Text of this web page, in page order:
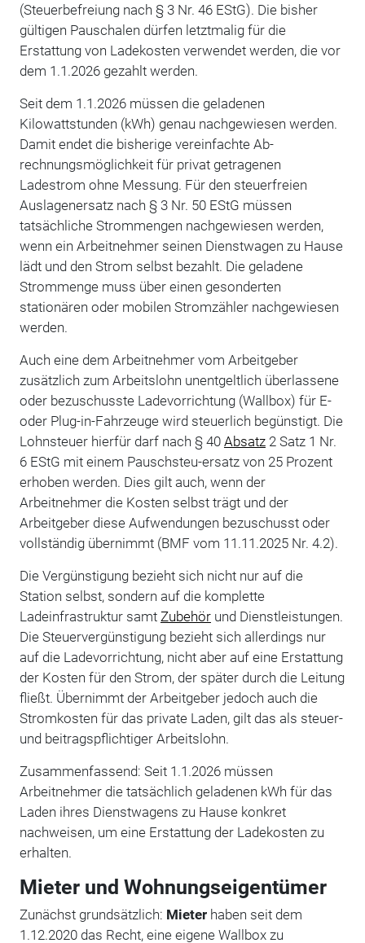
(Steuerbefreiung nach § 3 Nr. 46 EStG). Die bisher
gültigen Pauschalen dürfen letztmalig für die
Erstattung von Ladekosten verwendet werden, die vor
dem 1.1.2026 gezahlt werden.
Seit dem 1.1.2026 müssen die geladenen
Kilowattstunden (kWh) genau nachgewiesen werden.
Damit endet die bisherige vereinfachte Ab-
rechnungsmöglichkeit für privat getragenen
Ladestrom ohne Messung. Für den steuerfreien
Auslagenersatz nach § 3 Nr. 50 EStG müssen
tatsächliche Strommengen nachgewiesen werden,
wenn ein Arbeitnehmer seinen Dienstwagen zu Hause
lädt und den Strom selbst bezahlt. Die geladene
Strommenge muss über einen gesonderten
stationären oder mobilen Stromzähler nachgewiesen
werden.
Auch eine dem Arbeitnehmer vom Arbeitgeber
zusätzlich zum Arbeitslohn unentgeltlich überlassene
oder bezuschusste Ladevorrichtung (Wallbox) für E-
oder Plug-in-Fahrzeuge wird steuerlich begünstigt. Die
Lohnsteuer hierfür darf nach § 40 Absatz2 Satz 1 Nr.
6 EStG mit einem Pauschsteu-ersatz von 25 Prozent
erhoben werden. Dies gilt auch, wenn der
Arbeitnehmer die Kosten selbst trägt und der
Arbeitgeber diese Aufwendungen bezuschusst oder
vollständig übernimmt (BMF vom 11.11.2025 Nr. 4.2).
Die Vergünstigung bezieht sich nicht nur auf die
Station selbst, sondern auf die komplette
Ladeinfrastruktur samt Zubehörund Dienstleistungen.
Die Steuervergünstigung bezieht sich allerdings nur
auf die Ladevorrichtung, nicht aber auf eine Erstattung
der Kosten für den Strom, der später durch die Leitung
fließt. Übernimmt der Arbeitgeber jedoch auch die
Stromkosten für das private Laden, gilt das als steuer-
und beitragspflichtiger Arbeitslohn.
Zusammenfassend: Seit 1.1.2026 müssen
Arbeitnehmer die tatsächlich geladenen kWh für das
Laden ihres Dienstwagens zu Hause konkret
nachweisen, um eine Erstattung der Ladekosten zu
erhalten.
Mieter und Wohnungseigentümer
Zunächst grundsätzlich: Mieterhaben seit dem
1.12.2020 das Recht, eine eigene Wallbox zu